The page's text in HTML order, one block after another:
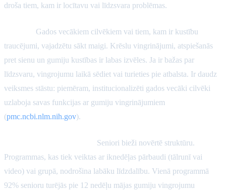
droša tiem, kam ir locītavu vai līdzsvara problēmas.
Gados vecākiem cilvēkiem vai tiem, kam ir kustību
traucējumi, vajadzētu sākt maigi. Krēslu vingrinājumi, atspiešanās
pret sienu un gumiju kustības ir labas izvēles. Ja ir bažas par
līdzsvaru, vingrojumu laikā sēdiet vai turieties pie atbalsta. Ir daudz
veiksmes stāstu: piemēram, institucionalizēti gados vecāki cilvēki
uzlaboja savas funkcijas ar gumiju vingrinājumiem
(pmc.ncbi.nlm.nih.gov).
Seniori bieži novērtē struktūru.
Programmas, kas tiek veiktas ar iknedēļas pārbaudi (tālrunī vai
video) vai grupā, nodrošina labāku līdzdalību. Vienā programmā
92% senioru turējās pie 12 nedēļu mājas gumiju vingrojumu